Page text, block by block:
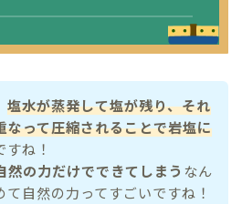
塩水が蒸発して塩が残り、それ
なって圧縮されることで岩塩に
すね！
然の力だけでできてしまう なん
て自然の力ってすごいですね！